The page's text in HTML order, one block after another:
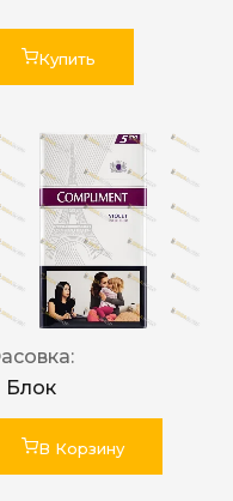
Купить
Блок
В Корзину